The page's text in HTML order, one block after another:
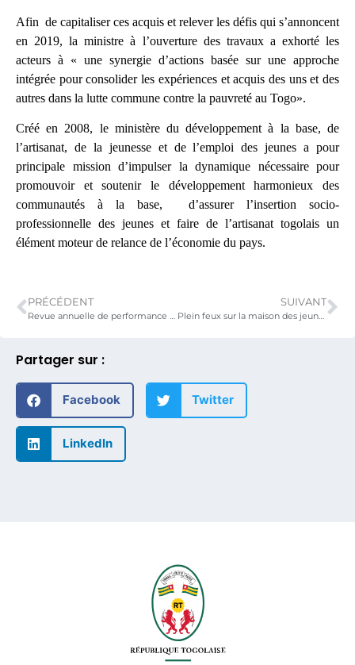
Partager sur :
Facebook Twitter
LinkedIn
Afin de capitaliser ces acquis et relever les défis qui s’annoncent
en 2019, la ministre à l’ouverture des travaux a exhorté les
acteurs à « une synergie d’actions basée sur une approche
intégrée pour consolider les expériences et acquis des uns et des
autres dans la lutte commune contre la pauvreté au Togo».
Créé en 2008, le ministère du développement à la base, de
l’artisanat, de la jeunesse et de l’emploi des jeunes a pour
principale mission d’impulser la dynamique nécessaire pour
promouvoir et soutenir le développement harmonieux des
communautés à la base, d’assurer l’insertion socio-
professionnelle des jeunes et faire de l’artisanat togolais un
élément moteur de relance de l’économie du pays.
PRÉCÉDENT
Revue annuelle de performance 2018: Discours du ministre
SUIVANT
Plein feux sur la maison des jeunes de Lomé